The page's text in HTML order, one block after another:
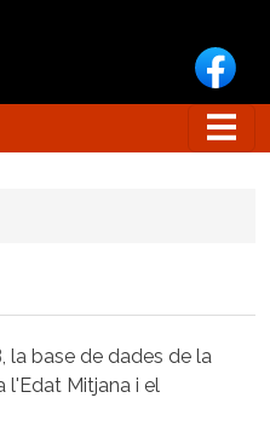
la base de dades de la
l'Edat Mitjana i el